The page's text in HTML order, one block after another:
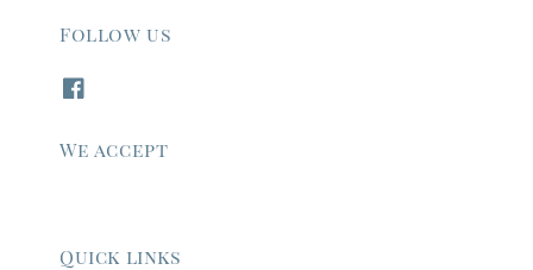
Follow us
We accept
Quick links